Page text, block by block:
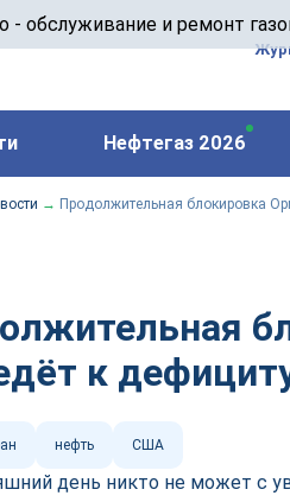
- обслуживание и ремонт
занимается сервисом
ТЭС, зарубежных
«Русь-Турбо», ИНН
Нефтегаз 2026
→ Продолжительная блокировка
к
нефть США
день никто не может с